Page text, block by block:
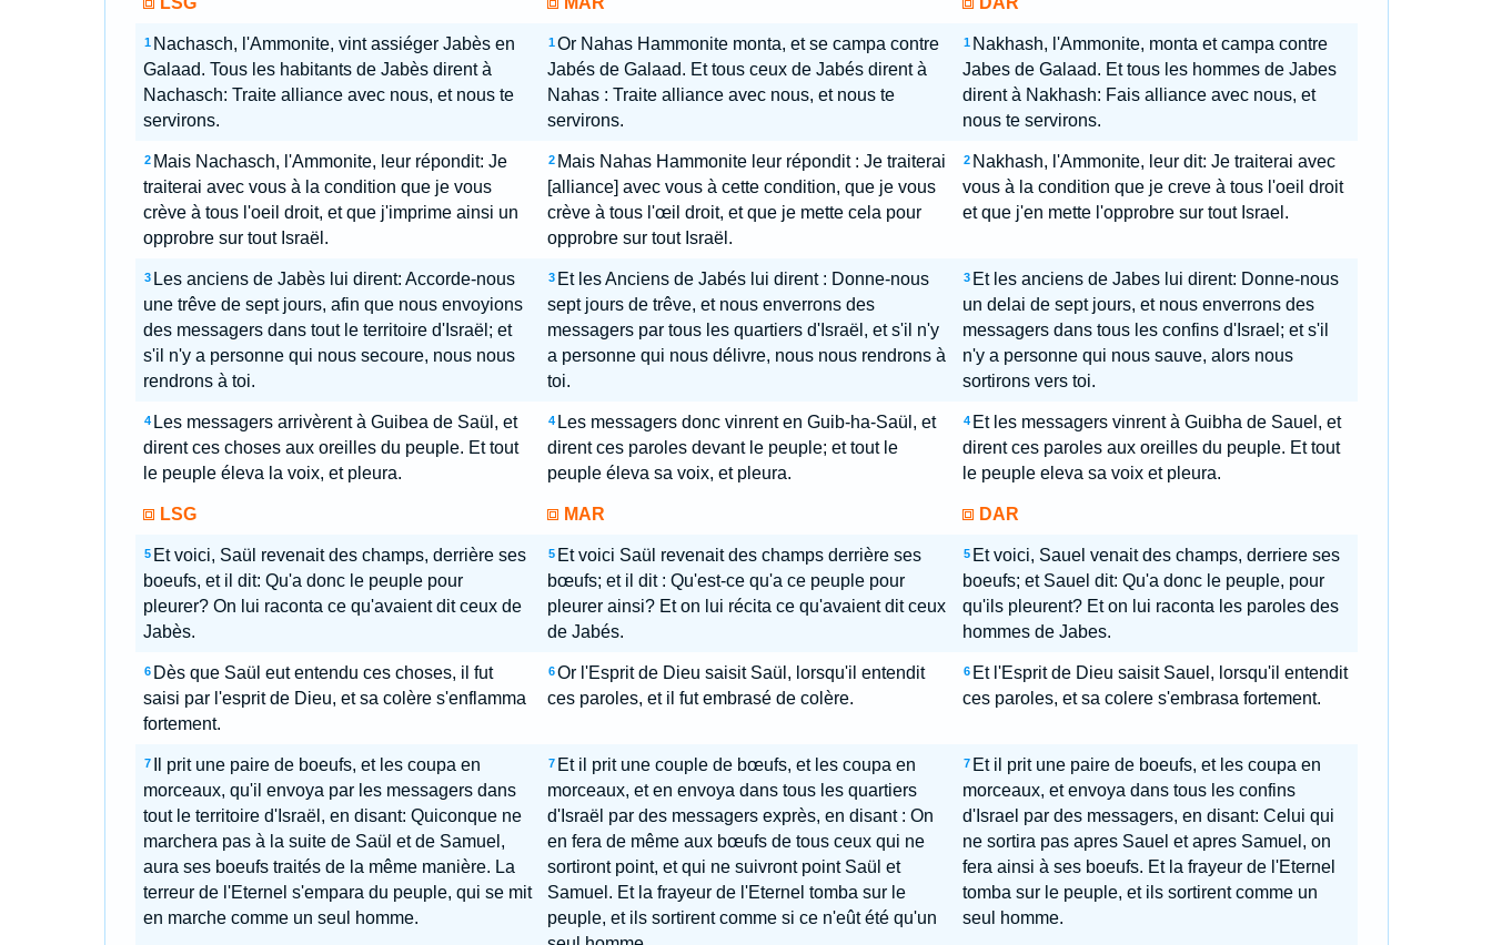
1 Nachasch, l'Ammonite, vint assiéger Jabès en
Galaad. Tous les habitants de Jabès dirent à
Nachasch: Traite alliance avec nous, et nous te
servirons.
1 Or Nahas Hammonite monta, et se campa contre
Jabés de Galaad. Et tous ceux de Jabés dirent à
Nahas : Traite alliance avec nous, et nous te
servirons.
1 Nakhash, l'Ammonite, monta et campa contre
Jabes de Galaad. Et tous les hommes de Jabes
dirent à Nakhash: Fais alliance avec nous, et
nous te servirons.
2 Mais Nachasch, l'Ammonite, leur répondit: Je
traiterai avec vous à la condition que je vous
crève à tous l'oeil droit, et que j'imprime ainsi un
opprobre sur tout Israël.
2 Mais Nahas Hammonite leur répondit : Je traiterai
[alliance] avec vous à cette condition, que je vous
crève à tous l'œil droit, et que je mette cela pour
opprobre sur tout Israël.
2 Nakhash, l'Ammonite, leur dit: Je traiterai avec
vous à la condition que je creve à tous l'oeil droit
et que j'en mette l'opprobre sur tout Israel.
3 Les anciens de Jabès lui dirent: Accorde-nous
une trêve de sept jours, afin que nous envoyions
des messagers dans tout le territoire d'Israël; et
s'il n'y a personne qui nous secoure, nous nous
rendrons à toi.
3 Et les Anciens de Jabés lui dirent : Donne-nous
sept jours de trêve, et nous enverrons des
messagers par tous les quartiers d'Israël, et s'il n'y
a personne qui nous délivre, nous nous rendrons à
toi.
3 Et les anciens de Jabes lui dirent: Donne-nous
un delai de sept jours, et nous enverrons des
messagers dans tous les confins d'Israel; et s'il
n'y a personne qui nous sauve, alors nous
sortirons vers toi.
4 Les messagers arrivèrent à Guibea de Saül, et
dirent ces choses aux oreilles du peuple. Et tout
le peuple éleva la voix, et pleura.
4 Les messagers donc vinrent en Guib-ha-Saül, et
dirent ces paroles devant le peuple; et tout le
peuple éleva sa voix, et pleura.
4 Et les messagers vinrent à Guibha de Sauel, et
dirent ces paroles aux oreilles du peuple. Et tout
le peuple eleva sa voix et pleura.
LSG MAR DAR
5 Et voici, Saül revenait des champs, derrière ses
boeufs, et il dit: Qu'a donc le peuple pour
pleurer? On lui raconta ce qu'avaient dit ceux de
Jabès.
5 Et voici Saül revenait des champs derrière ses
bœufs; et il dit : Qu'est-ce qu'a ce peuple pour
pleurer ainsi? Et on lui récita ce qu'avaient dit ceux
de Jabés.
5 Et voici, Sauel venait des champs, derriere ses
boeufs; et Sauel dit: Qu'a donc le peuple, pour
qu'ils pleurent? Et on lui raconta les paroles des
hommes de Jabes.
6 Dès que Saül eut entendu ces choses, il fut
saisi par l'esprit de Dieu, et sa colère s'enflamma
fortement.
6 Or l'Esprit de Dieu saisit Saül, lorsqu'il entendit
ces paroles, et il fut embrasé de colère.
6 Et l'Esprit de Dieu saisit Sauel, lorsqu'il entendit
ces paroles, et sa colere s'embrasa fortement.
7
Il prit une paire de boeufs, et les coupa en
morceaux, qu'il envoya par les messagers dans
tout le territoire d'Israël, en disant: Quiconque ne
marchera pas à la suite de Saül et de Samuel,
aura ses boeufs traités de la même manière. La
terreur de l'Eternel s'empara du peuple, qui se mit
en marche comme un seul homme.
7 Et il prit une couple de bœufs, et les coupa en
morceaux, et en envoya dans tous les quartiers
d'Israël par des messagers exprès, en disant : On
en fera de même aux bœufs de tous ceux qui ne
sortiront point, et qui ne suivront point Saül et
Samuel. Et la frayeur de l'Eternel tomba sur le
peuple, et ils sortirent comme si ce n'eût été qu'un
7 Et il prit une paire de boeufs, et les coupa en
morceaux, et envoya dans tous les confins
d'Israel par des messagers, en disant: Celui qui
ne sortira pas apres Sauel et apres Samuel, on
fera ainsi à ses boeufs. Et la frayeur de l'Eternel
tomba sur le peuple, et ils sortirent comme un
seul homme.